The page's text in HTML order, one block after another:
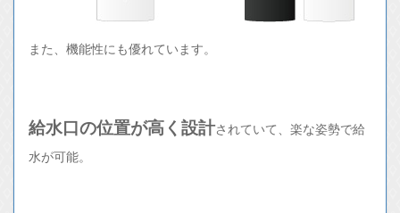
また、機能性にも優れています。
給水口の位置が高く設計されていて、楽な姿勢で給
水が可能。